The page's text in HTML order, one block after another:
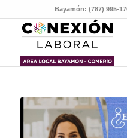
Bayamón: (787) 995-